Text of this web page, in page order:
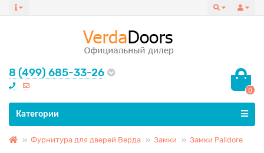
8 (499) 685-33-26
0
Все категории
Категории
Фурнитура для дверей Верда Замки Замки Palidore